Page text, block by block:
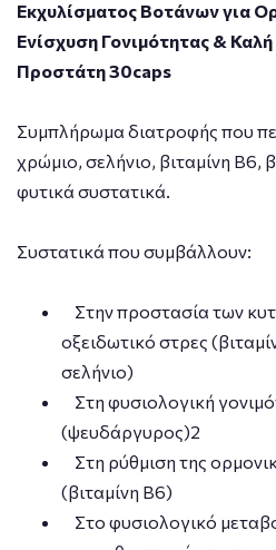
Εκχυλίσματος Βοτάνων για
Ενίσχυση Γονιμότητας &
Προστάτη 30caps
Συμπλήρωμα διατροφής που
χρώμιο, σελήνιο, βιταμίνη B6,
φυτικά συστατικά.
Συστατικά που συμβάλλουν:
Στην προστασία των
οξειδωτικό στρες
σελήνιο)
Στη φυσιολογική
(ψευδάργυρος)2
Στη ρύθμιση της
(βιταμίνη Β6)
Στο φυσιολογικό